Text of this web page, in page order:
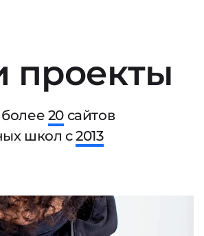
проекты
20 сайтов
школ с2013